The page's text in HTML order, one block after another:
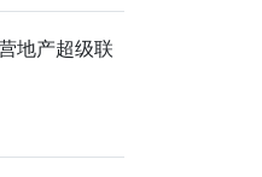
地产超级联